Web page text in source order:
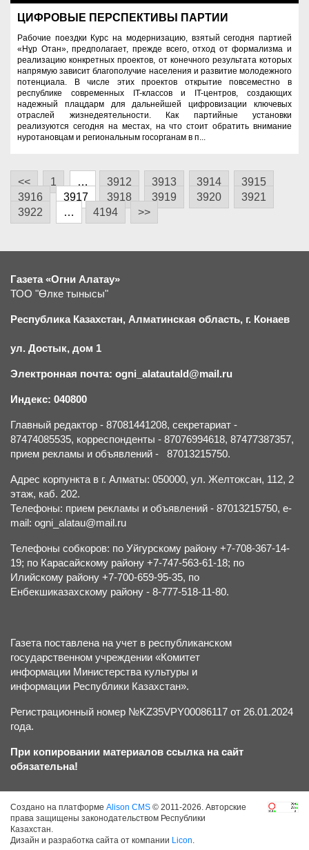
ЦИФРОВЫЕ ПЕРСПЕКТИВЫ ПАРТИИ
Рабочие поездки Курс на модернизацию, взятый сегодня партией
«Нұр Отан», предполагает, прежде всего, отход от формализма и
реализацию конкретных проектов, от конечного результата которых
напрямую зависит благополучие населения и развитие молодежного
потенциала. В числе этих проектов открытие повсеместно в
республике современных IT-классов и IT-центров, создающих
надежный плацдарм для дальнейшей цифровизации ключевых
отраслей жизнедеятельности. Как партийные установки
реализуются сегодня на местах, на что стоит обратить внимание
нуротановцам и региональным госорганам в п...
<< 1 … 3912 3913 3914
3915
3916
3917 3918 3919 3920
3921
3922
… 4194 >>
Газета «Огни Алатау»
ТОО "Өлке тынысы"
Республика Казахстан, Алматинская область, г. Конаев
ул. Достык, дом 1
Электронная почта: ogni_alatautald@mail.ru
Индекс: 040800
Главный редактор - 87081441208, секретариат -
87474085535, корреспонденты - 87076994618, 87477387357,
прием рекламы и объявлений - 87013215750.
Адрес корпункта в г. Алматы: 050000, ул. Желтоксан, 112, 2
этаж, каб. 202.
Телефоны: прием рекламы и объявлений - 87013215750, e-
mail: ogni_alatau@mail.ru
Телефоны собкоров: по Уйгурскому району +7-708-367-14-
19; по Карасайскому району +7-747-563-61-18; по
Илийскому району +7-700-659-95-35, по
Енбекшиказахскому району - 8-777-518-11-80.
Газета поставлена на учет в республиканском
государственном учреждении «Комитет
информации Министерства культуры и
информации Республики Казахстан».
Регистрационный номер №KZ35VPY00086117 от 26.01.2024
года.
При копировании материалов ссылка на сайт
обязательна!
Создано на платформе Alison CMS © 2011-2026. Авторские
права защищены законодательством Республики
Казахстан.
Дизайн и разработка сайта от компании Licon.